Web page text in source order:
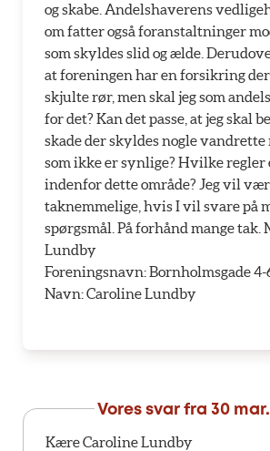
og skabe. Andelshaverens
om fatter også foranstaltninger
som skyldes slid og ælde.
at foreningen har en forsikring
skjulte rør, men skal jeg som
for det? Kan det passe, at jeg skal
skade der skyldes nogle vandrette
som ikke er synlige? Hvilke regler
indenfor dette område? Jeg vil
taknemmelige, hvis I vil svare på
spørgsmål. På forhånd mange tak.
Lundby
Foreningsnavn: Bornholmsgade 4-
Navn: Caroline Lundby
Vores svar fra 30
Kære Caroline Lundby